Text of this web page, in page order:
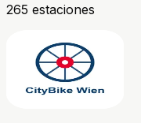
265 estaciones